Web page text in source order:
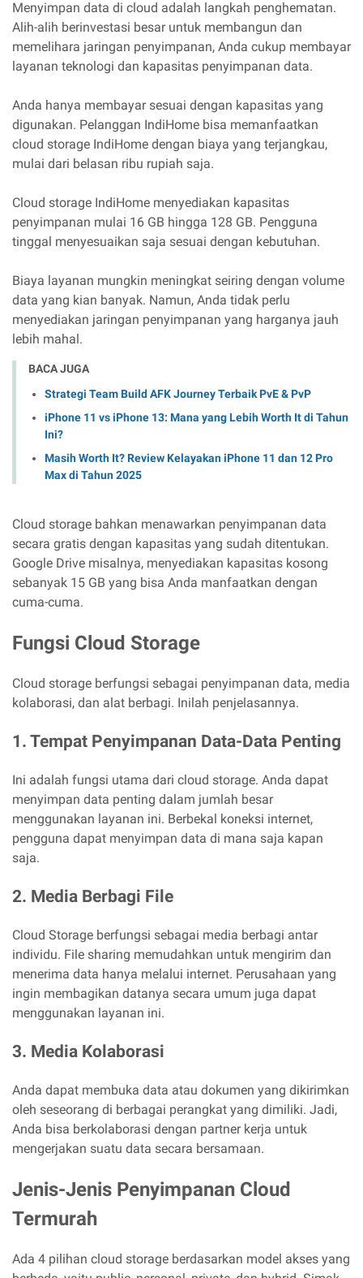
Menyimpan data di cloud adalah langkah penghematan.
Alih-alih berinvestasi besar untuk membangun dan
memelihara jaringan penyimpanan, Anda cukup membayar
layanan teknologi dan kapasitas penyimpanan data.
Anda hanya membayar sesuai dengan kapasitas yang
digunakan. Pelanggan IndiHome bisa memanfaatkan
cloud storage IndiHome dengan biaya yang terjangkau,
mulai dari belasan ribu rupiah saja.
Cloud storage IndiHome menyediakan kapasitas
penyimpanan mulai 16 GB hingga 128 GB. Pengguna
tinggal menyesuaikan saja sesuai dengan kebutuhan.
Biaya layanan mungkin meningkat seiring dengan volume
data yang kian banyak. Namun, Anda tidak perlu
menyediakan jaringan penyimpanan yang harganya jauh
lebih mahal.
BACA JUGA
Strategi Team Build AFK Journey Terbaik PvE & PvP
iPhone 11 vs iPhone 13: Mana yang Lebih Worth It di Tahun
Ini?
Masih Worth It? Review Kelayakan iPhone 11 dan 12 Pro
Max di Tahun 2025
Cloud storage bahkan menawarkan penyimpanan data
secara gratis dengan kapasitas yang sudah ditentukan.
Google Drive misalnya, menyediakan kapasitas kosong
sebanyak 15 GB yang bisa Anda manfaatkan dengan
cuma-cuma.
Fungsi Cloud Storage
Cloud storage berfungsi sebagai penyimpanan data, media
kolaborasi, dan alat berbagi. Inilah penjelasannya.
1. Tempat Penyimpanan Data-Data Penting
Ini adalah fungsi utama dari cloud storage. Anda dapat
menyimpan data penting dalam jumlah besar
menggunakan layanan ini. Berbekal koneksi internet,
pengguna dapat menyimpan data di mana saja kapan
saja.
2. Media Berbagi File
Cloud Storage berfungsi sebagai media berbagi antar
individu. File sharing memudahkan untuk mengirim dan
menerima data hanya melalui internet. Perusahaan yang
ingin membagikan datanya secara umum juga dapat
menggunakan layanan ini.
3. Media Kolaborasi
Anda dapat membuka data atau dokumen yang dikirimkan
oleh seseorang di berbagai perangkat yang dimiliki. Jadi,
Anda bisa berkolaborasi dengan partner kerja untuk
mengerjakan suatu data secara bersamaan.
Jenis-Jenis Penyimpanan Cloud
Termurah
Ada 4 pilihan cloud storage berdasarkan model akses yang